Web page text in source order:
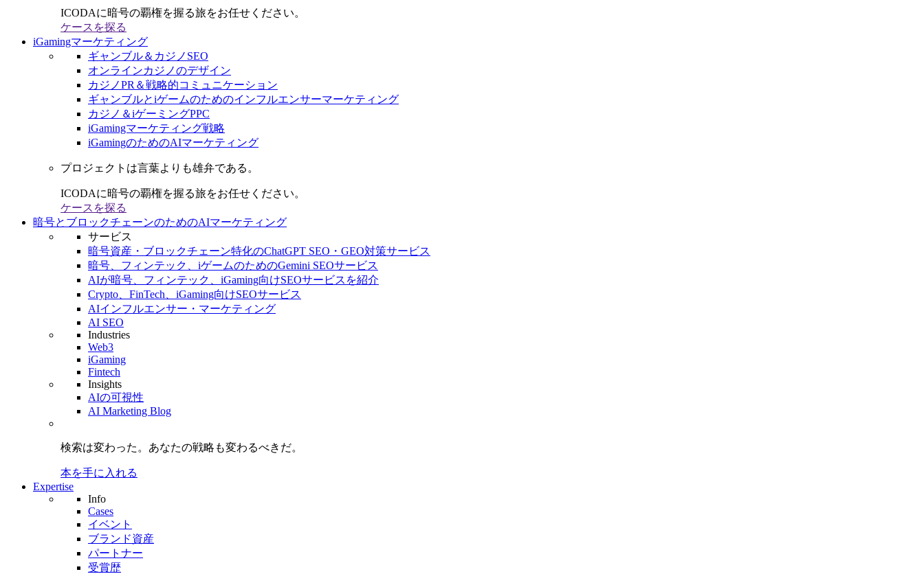
ICODAに暗号の覇権を握る旅をお任せください。
ケースを探る
iGamingマーケティング
ギャンブル＆カジノSEO
オンラインカジノのデザイン
カジノPR＆戦略的コミュニケーション
ギャンブルとiゲームのためのインフルエンサーマーケティング
カジノ＆iゲーミングPPC
iGamingマーケティング戦略
iGamingのためのAIマーケティング
プロジェクトは言葉よりも雄弁である。
ICODAに暗号の覇権を握る旅をお任せください。
ケースを探る
暗号とブロックチェーンのためのAIマーケティング
サービス
暗号資産・ブロックチェーン特化のChatGPT SEO・GEO対策サービス
暗号、フィンテック、iゲームのためのGemini SEOサービス
AIが暗号、フィンテック、iGaming向けSEOサービスを紹介
Crypto、FinTech、iGaming向けSEOサービス
AIインフルエンサー・マーケティング
AI SEO
Industries
Web3
iGaming
Fintech
Insights
AIの可視性
AI Marketing Blog
検索は変わった。 あなたの戦略も変わるべきだ。
本を手に入れる
Expertise
Info
Cases
イベント
ブランド資産
パートナー
受賞歴